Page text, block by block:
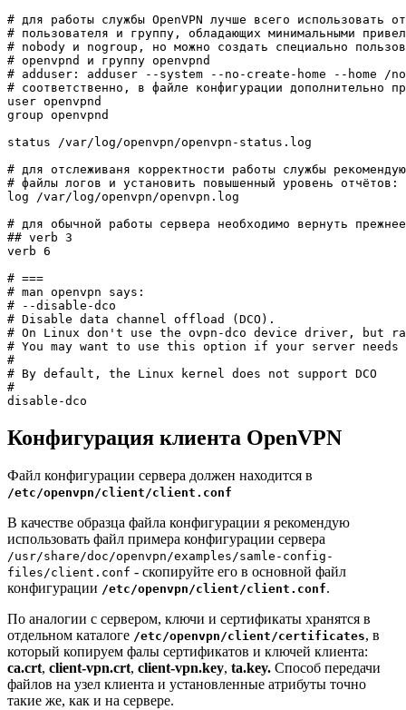
# для работы службы OpenVPN лучше всего использовать
# пользователя и группу, обладающих минимальными
# nobody и nogroup, но можно создать специально
# openvpnd и группу openvpnd
# adduser: adduser --system --no-create-home --home
# соответственно, в файле конфигурации дополнительно
user openvpnd
group openvpnd
status /var/log/openvpn/openvpn-status.log
# для отслеживаня корректности работы службы
# файлы логов и установить повышенный уровень отчётов:
log /var/log/openvpn/openvpn.log
# для обычной работы сервера необходимо вернуть
## verb 3
verb 6
# ===
# man openvpn says:
# --disable-dco
# Disable data channel offload (DCO).
# On Linux don't use the ovpn-dco device driver, but
# You may want to use this option if your server
#
# By default, the Linux kernel does not support DCO
#
Конфигурация клиента OpenVPN
Файл конфигурации сервера должен находится в
/etc/openvpn/client/client.conf
В качестве образца файла конфигурации я рекомендую
использовать файл примера конфигурации сервера
/usr/share/doc/openvpn/examples/samle-config-
files/client.conf - скопируйте его в основной файл
конфигурации /etc/openvpn/client/client.conf.
По аналогии с сервером, ключи и сертификаты хранятся в
отдельном каталоге /etc/openvpn/client/certificates, в
который копируем фалы сертификатов и ключей клиента:
ca.crt, client-vpn.crt, client-vpn.key, ta.key. Способ передачи
файлов на узел клиента и установленные атрибуты точно
такие же, как и на сервере.